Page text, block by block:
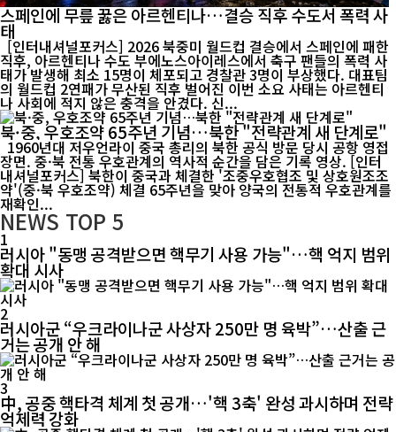
스페인에 무릎 꿇은 아르헨티나…결승 직후 수도서 폭력 사
태
[인터내셔널포커스] 2026 북중미 월드컵 결승에서 스페인에 패한
직후, 아르헨티나 수도 부에노스아이레스에서 축구 팬들의 폭력 사
태가 발생해 최소 15명이 체포되고 경찰관 3명이 부상했다. 대표팀
의 월드컵 2연패가 무산된 직후 벌어진 이번 소요 사태는 아르헨티
나 사회에 적지 않은 충격을 안겼다. 신...
북·중, 우호조약 65주년 기념…북한 "전략관계 새 단계로"
장면. 중·북 전통 우호관계의 역사적 순간을 담은 기록 영상. [인터
내셔널포커스] 북한이 중국과 체결한 '조중우호협조 및 상호원조조
약'(중·북 우호조약) 체결 65주년을 맞아 양국의 전통적 우호관계를
재확인...
NEWS TOP 5
1
러시아 "동맹 공격받으면 핵무기 사용 가능"…핵 억지 범위
확대 시사
2
러시아군 “우크라이나군 사상자 250만 명 육박”…산출 근
거는 공개 안 해
3
中, 공중 핵타격 체계 첫 공개…'핵 3축' 완성 과시하며 전략
억제력 강화